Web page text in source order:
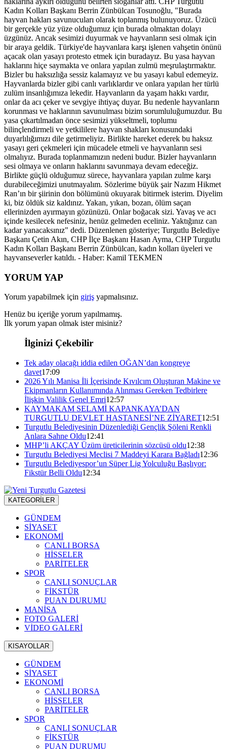
Kadın Kolları Başkanı Berrin Zünbülcan Tosunoğlu, "Burada
hayvan hakları savunucuları olarak toplanmış bulunuyoruz. Üzücü
bir gerçekle yüz yüze olduğumuz için burada olmaktan dolayı
üzgünüz. Ancak sesimizi duyurmak ve hayvanların sesi olmak için
bir araya geldik. Türkiye'de hayvanlara karşı işlenen vahşetin önünü
açacak olan yasayı protesto etmek için buradayız. Bu yasa hayvan
haklarını hiçe saymakta ve onlara yapılan zulmü meşrulaştırmaktır.
Bizler bu haksızlığa sessiz kalamayız ve bu yasayı kabul edemeyiz.
Hayvanlarda bizler gibi canlı varlıklardır ve onlara yapılan her türlü
zulüm insanlığımıza lekedir. Hayvanların da yaşam hakkı vardır,
onlar da acı çeker ve sevgiye ihtiyaç duyar. Bu nedenle hayvanların
korunması ve haklarının savunulması bizim sorumluluğumuzdur. Bu
yasa çıkartılmadan önce sesimizi yükseltmeli, toplumu
bilinçlendirmeli ve yetkililere hayvan shakları konusundaki
duyarlılığımızı dile getirmeliyiz. Birlikte hareket ederek bu haksız
yasayı geri çekmeleri için mücadele etmeli ve hayvanların sesi
olmalıyız. Burada toplanmamızın nedeni budur. Bizler hayvanların
sesi olmaya ve onların haklarını savunmaya devam edeceğiz.
Birlikte güçlü olduğumuz sürece, hayvanlara yapılan zulme karşı
durabileceğimizi unutmayalım. Sözlerime büyük şair Nazım Hikmet
Ran’ın bir şiirinin don bölümünü okuyarak bitirmek isterim. Diyelim
ki, biz öldük siz kaldınız. Yakan, yıkan, bozan, ölüm saçan
ellerinizden ayırmayın gözünüzü. Onlar boğacak sizi. Yavaş ve acı
içinde kesilecek nefesiniz, henüz gelmeden eceliniz. Yaktığınız can
kadar yanacaksınız" dedi. Düzenlenen gösteriye; Turgutlu Belediye
Başkanı Çetin Akın, CHP İlçe Başkanı Hasan Ayma, CHP Turgutlu
Kadın Kolları Başkanı Berrin Zünbülcan, kadın kolları üyeleri ve
hayvanseverler katıldı. - Haber: Kamil TEKMEN
YORUM YAP
Yorum yapabilmek için giriş yapmalısınız.
Henüz bu içeriğe yorum yapılmamış.
İlk yorum yapan olmak ister misiniz?
İlginizi Çekebilir
Tek aday olacağı iddia edilen OĞAN’dan kongreye
davet17:09
2026 Yılı Manisa İli İçerisinde Kıvılcım Oluşturan Makine ve
Ekipmanların Kullanımında Alınması Gereken Tedbirlere
İlişkin Valilik Genel Emri12:57
KAYMAKAM SELAMİ KAPANKAYA’DAN
TURGUTLU DEVLET HASTANESİ’NE ZİYARET12:51
Turgutlu Belediyesinin Düzenlediği Gençlik Şöleni Renkli
Anlara Sahne Oldu12:41
MHP’li AKÇAY Üzüm üreticilerinin sözcüsü oldu12:38
Turgutlu Belediyesi Meclisi 7 Maddeyi Karara Bağladı12:36
Turgutlu Belediyespor’un Süper Lig Yolculuğu Başlıyor:
Fikstür Belli Oldu12:34
KATEGORİLER
GÜNDEM
SİYASET
EKONOMİ
CANLI BORSA
HİSSELER
PARİTELER
SPOR
CANLI SONUÇLAR
FİKSTÜR
PUAN DURUMU
MANİSA
FOTO GALERİ
VİDEO GALERİ
KISAYOLLAR
GÜNDEM
SİYASET
EKONOMİ
CANLI BORSA
HİSSELER
PARİTELER
SPOR
CANLI SONUÇLAR
FİKSTÜR
PUAN DURUMU